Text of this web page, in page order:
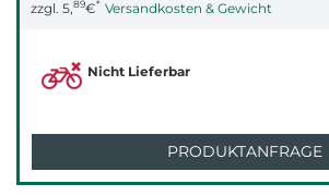
zzgl. 5,89€* Versandkosten & Gewicht
Nicht Lieferbar
PRODUKTANFRAGE